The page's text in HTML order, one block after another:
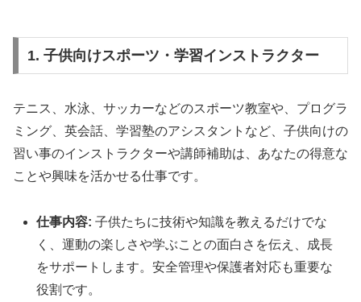
1. 子供向けスポーツ・学習インストラクター
テニス、水泳、サッカーなどのスポーツ教室や、プログラ
ミング、英会話、学習塾のアシスタントなど、子供向けの
習い事のインストラクターや講師補助は、あなたの得意な
ことや興味を活かせる仕事です。
仕事内容: 子供たちに技術や知識を教えるだけでな
く、運動の楽しさや学ぶことの面白さを伝え、成長
をサポートします。安全管理や保護者対応も重要な
役割です。